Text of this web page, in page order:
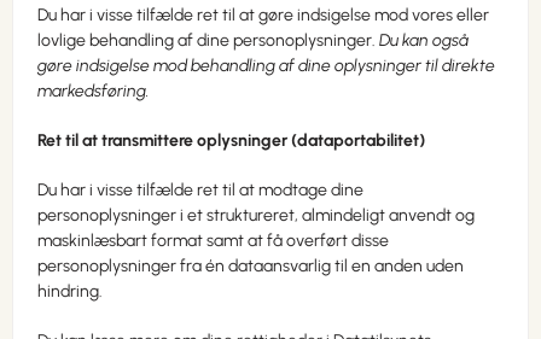
Du har i visse tilfælde ret til at gøre indsigelse mod vores eller
lovlige behandling af dine personoplysninger. Du kan også
gøre indsigelse mod behandling af dine oplysninger til direkte
markedsføring.
Ret til at transmittere oplysninger (dataportabilitet)
Du har i visse tilfælde ret til at modtage dine
personoplysninger i et struktureret, almindeligt anvendt og
maskinlæsbart format samt at få overført disse
personoplysninger fra én dataansvarlig til en anden uden
hindring.